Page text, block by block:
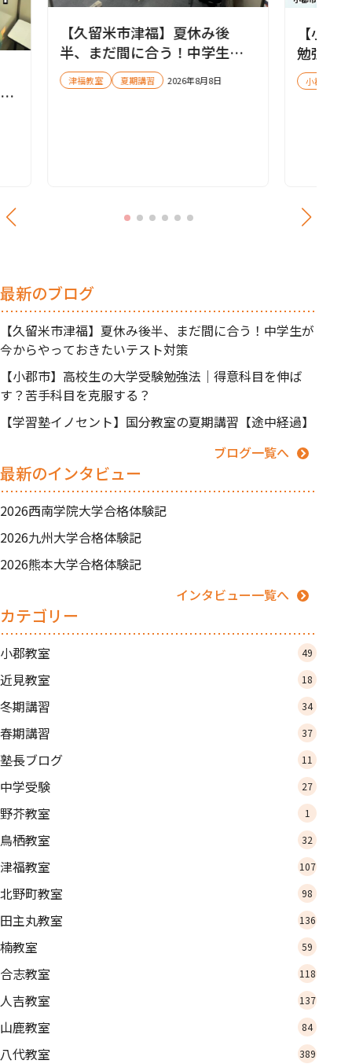
【久留米市津福】夏休み後
半、まだ間に合う！中学生が
今からやっておきたいテスト
対策
津福教室 夏期講習 2026年8月8日
【小郡
勉強法
苦手科
小郡教室
最新のブログ
【久留米市津福】夏休み後半、まだ間に合う！中学生が
今からやっておきたいテスト対策
【小郡市】高校生の大学受験勉強法｜得意科目を伸ば
す？苦手科目を克服する？
【学習塾イノセント】国分教室の夏期講習【途中経過】
ブログ一覧へ
最新のインタビュー
2026西南学院大学合格体験記
2026九州大学合格体験記
2026熊本大学合格体験記
インタビュー一覧へ
カテゴリー
小郡教室 49
近見教室 18
冬期講習 34
春期講習 37
塾長ブログ 11
中学受験 27
野芥教室 1
鳥栖教室 32
津福教室 107
北野町教室 98
田主丸教室 136
楠教室 59
合志教室 118
人吉教室 137
山鹿教室 84
八代教室 389